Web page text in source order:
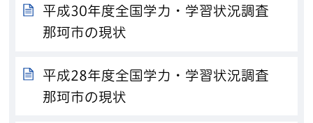
平成30年度全国学力・学習状況調査
那珂市の現状
平成28年度全国学力・学習状況調査
那珂市の現状